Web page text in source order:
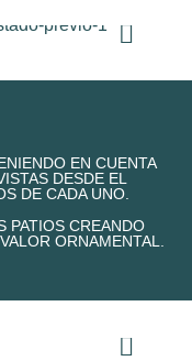
EN CUENTA
DESDE EL
DE CADA UNO.
PATIOS CREANDO
ORNAMENTAL.